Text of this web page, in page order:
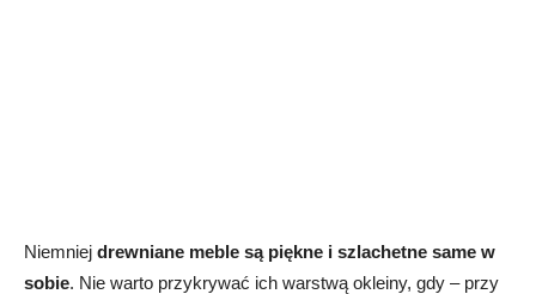
Niemniej drewniane meble są piękne i szlachetne same w
sobie. Nie warto przykrywać ich warstwą okleiny, gdy – przy